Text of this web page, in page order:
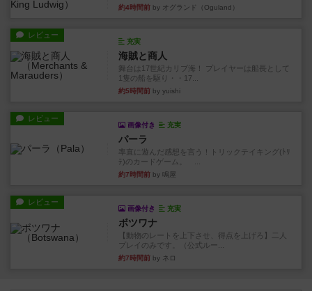
約4時間前 by オグランド（Oguland）
レビュー
充実
海賊と商人
舞台は17世紀カリブ海！ プレイヤーは船長として
1隻の船を駆り・・17...
約5時間前 by yuishi
レビュー
画像付き 充実
パーラ
率直に遊んだ感想を言う！トリックテイキング(ﾄﾘ
ﾃ)のカードゲーム。 ...
約7時間前 by 鳴屋
レビュー
画像付き 充実
ボツワナ
【動物のレートを上下させ、得点を上げろ】二人
プレイのみです。（公式ルー...
約7時間前 by ネロ